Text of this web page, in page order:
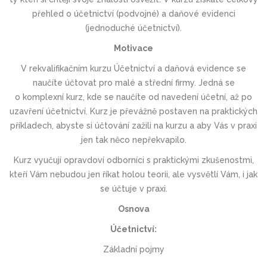
přehled o účetnictví (podvojné) a daňové evidenci
(jednoduché účetnictví).
Motivace
V rekvalifikačním kurzu Účetnictví a daňová evidence se
naučíte účtovat pro malé a střední firmy. Jedná se
o komplexní kurz, kde se naučíte od navedení účetní, až po
uzavření účetnictví. Kurz je převážně postaven na praktických
příkladech, abyste si účtování zažili na kurzu a aby Vás v praxi
jen tak něco nepřekvapilo.
Kurz vyučují opravdoví odborníci s praktickými zkušenostmi,
kteří Vám nebudou jen říkat holou teorii, ale vysvětlí Vám, i jak
se účtuje v praxi.
Osnova
Účetnictví:
Základní pojmy